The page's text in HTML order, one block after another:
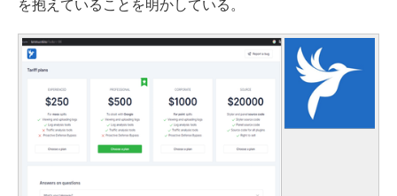
を抱えていることを明かしている。